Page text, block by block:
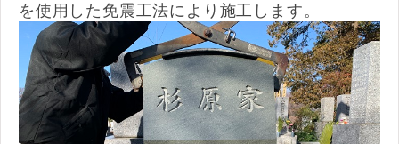
を使用した免震工法により施工します。